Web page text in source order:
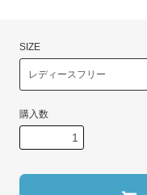
SIZE
購入数